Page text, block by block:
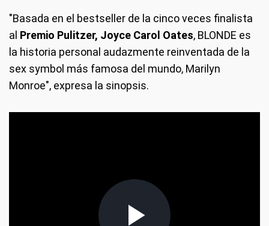
"Basada en el bestseller de la cinco veces finalista
al Premio Pulitzer, Joyce Carol Oates, BLONDE es
la historia personal audazmente reinventada de la
sex symbol más famosa del mundo, Marilyn
Monroe", expresa la sinopsis.